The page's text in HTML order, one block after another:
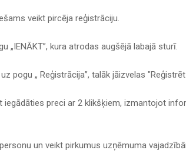
veikt pircēja reģistrāciju.
„IENĀKT”, kura atrodas augšējā labajā sturī.
pogu „ Reģistrācija”, talāk jāizvelas
iegādāties preci ar 2 klikšķiem, izmantojot
un veikt pirkumus uzņēmuma